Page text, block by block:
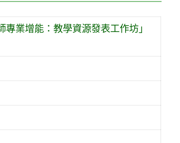
業增能：教學資源發表工作坊」